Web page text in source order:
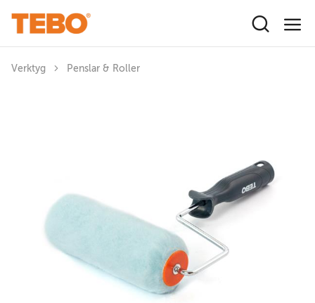
Verktyg Penslar & Roller